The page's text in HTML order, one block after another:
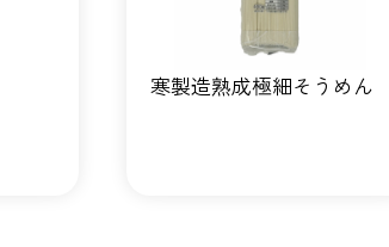
寒製造熟成極細そうめん